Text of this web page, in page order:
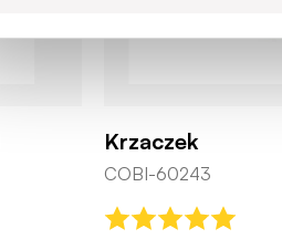
Krzaczek
COBI-60243